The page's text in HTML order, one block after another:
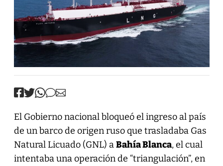
El Gobierno nacional bloqueó el ingreso al país
de un barco de origen ruso que trasladaba Gas
Natural Licuado (GNL) aBahía Blanca, el cual
intentaba una operación de “triangulación”, en